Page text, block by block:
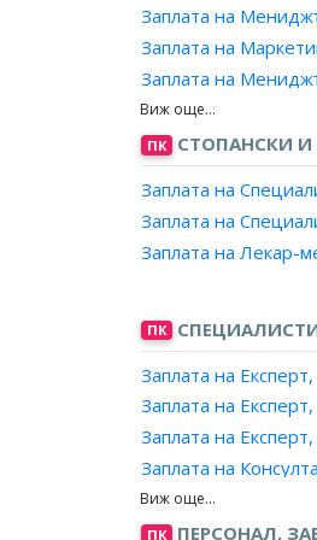
Заплата на Главен
Заплата на
Заплата на
Заплата на Банков
Заплата на
Заплата на Старши
Заплата на Старши
Заплата на Старши
Заплата на
Заплата на
Заплата на
Заплата на
Заплата на
Заплата на
Заплата на
Заплата на
ПК СТОПАНСКИ
Заплата на
Заплата на
Заплата на Лекар-
ПК
Заплата на
Заплата на
Заплата на
Заплата на
Заплата на
Заплата на
ПК ПЕРСОНАЛ,